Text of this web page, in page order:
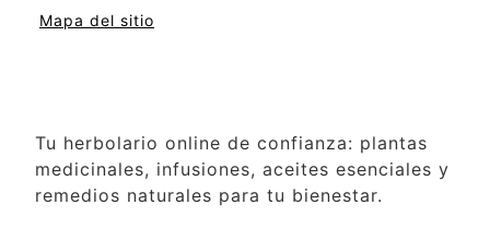
Mapa del sitio
Tu herbolario online de confianza: plantas
medicinales, infusiones, aceites esenciales y
remedios naturales para tu bienestar.